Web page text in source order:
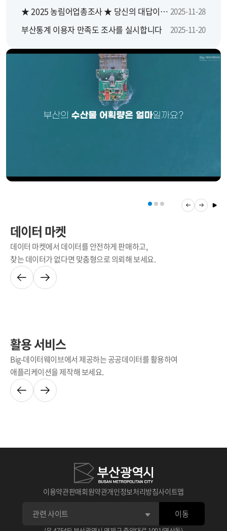
★ 2025 농림어업총조사 ★ 당신의 대답이 대한민국의 농산어촌에 좋은 답이 됩니다 2025-11-28
부산통계 이용자 만족도 조사를 실시합니다 2025-11-20
데이터 마켓
데이터 마켓에서 데이터를 안전하게 판매하고,
찾는 데이터가 없다면 맞춤형으로 의뢰해 보세요.
활용 서비스
Big-데이터웨이브에서 제공하는 공공데이터를 활용하여
애플리케이션을 제작해 보세요.
이용약관판매회원약관개인정보처리방침사이트맵
이동